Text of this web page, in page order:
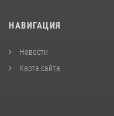
НАВИГАЦИЯ
Новости
Карта сайта